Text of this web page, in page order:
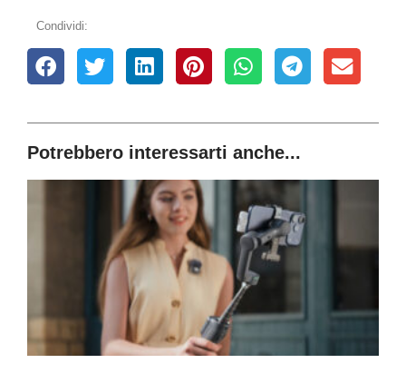
Condividi:
Potrebbero interessarti anche...